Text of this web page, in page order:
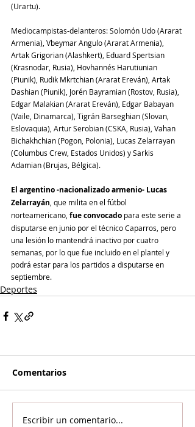
(Urartu).
Mediocampistas-delanteros: Solomón Udo (Ararat
Armenia), Vbeymar Angulo (Ararat Armenia),
Artak Grigorian (Alashkert), Eduard Spertsian
(Krasnodar, Rusia), Hovhannés Harutiunian
(Piunik), Rudik Mkrtchian (Ararat Ereván), Artak
Dashian (Piunik), Jorén Bayramian (Rostov, Rusia),
Edgar Malakian (Ararat Ereván), Edgar Babayan
(Vaile, Dinamarca), Tigrán Barseghian (Slovan,
Eslovaquia), Artur Serobian (CSKA, Rusia), Vahan
Bichakhchian (Pogon, Polonia), Lucas Zelarrayan
(Columbus Crew, Estados Unidos) y Sarkis
Adamian (Brujas, Bélgica).
El argentino -nacionalizado armenio- Lucas
Zelarrayán , que milita en el fútbol
norteamericano, fue convocado para este serie a
disputarse en junio por el técnico Caparros, pero
una lesión lo mantendrá inactivo por cuatro
semanas, por lo que fue incluido en el plantel y
podrá estar para los partidos a disputarse en
septiembre.
Deportes
Comentarios
Escribir un comentario...